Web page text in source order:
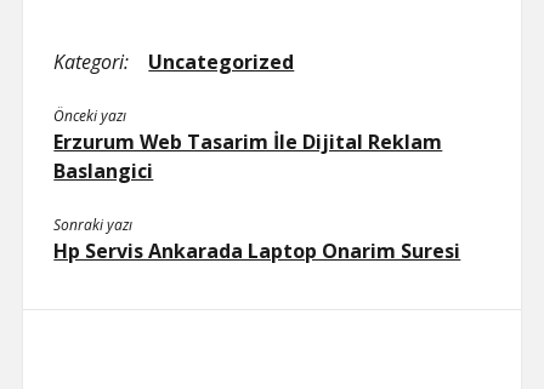
Kategori: Uncategorized
Önceki yazı
Erzurum Web Tasarim İle Dijital Reklam
Baslangici
Sonraki yazı
Hp Servis Ankarada Laptop Onarim Suresi